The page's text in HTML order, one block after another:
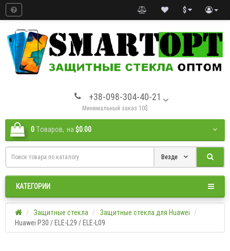
$
+38-098-304-40-21
Минимальный заказ 10$
0 Tоваров, на $0.00
Везде
КАТЕГОРИИ
Защитные стекла
Защитные стекла для Huawei
Huawei P30 / ELE-L29 / ELE-L09